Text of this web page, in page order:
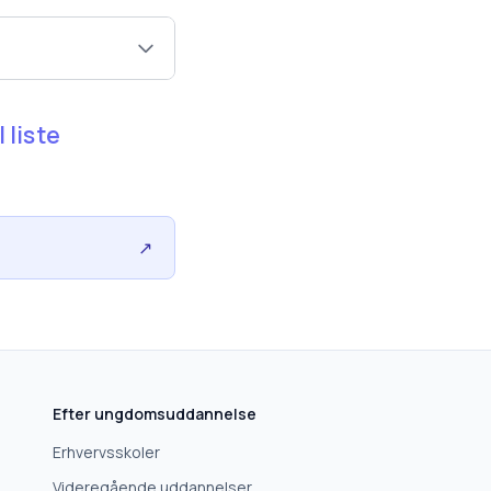
liste
↗
Efter ungdomsuddannelse
Erhvervsskoler